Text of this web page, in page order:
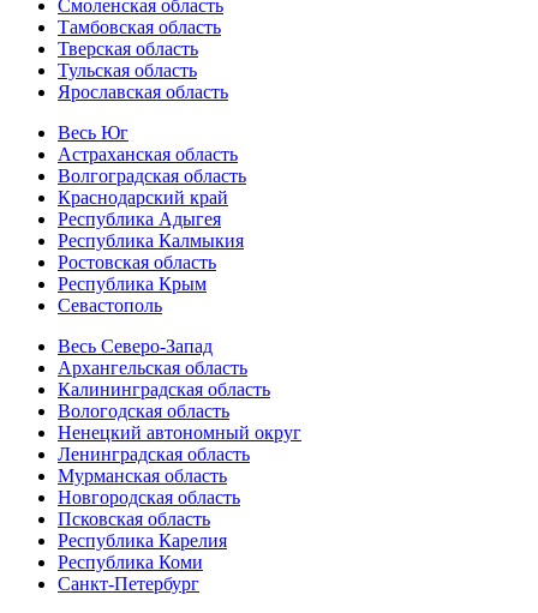
Смоленская область
Тамбовская область
Тверская область
Тульская область
Ярославская область
Весь Юг
Астраханская область
Волгоградская область
Краснодарский край
Республика Адыгея
Республика Калмыкия
Ростовская область
Республика Крым
Севастополь
Весь Северо-Запад
Архангельская область
Калининградская область
Вологодская область
Ненецкий автономный округ
Ленинградская область
Мурманская область
Новгородская область
Псковская область
Республика Карелия
Республика Коми
Санкт-Петербург